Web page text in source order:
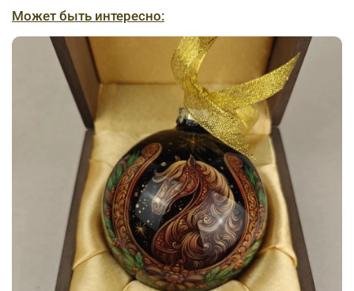
Может быть интересно: